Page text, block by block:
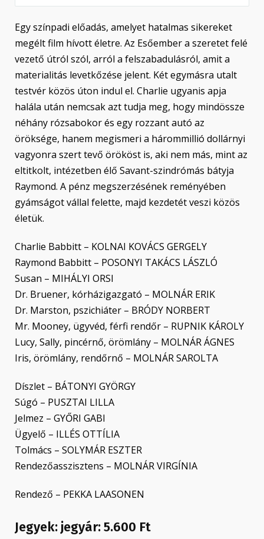
Egy színpadi előadás, amelyet hatalmas sikereket
megélt film hívott életre. Az Esőember a szeretet felé
vezető útról szól, arról a felszabadulásról, amit a
materialitás levetkőzése jelent. Két egymásra utalt
testvér közös úton indul el. Charlie ugyanis apja
halála után nemcsak azt tudja meg, hogy mindössze
néhány rózsabokor és egy rozzant autó az
öröksége, hanem megismeri a hárommillió dollárnyi
vagyonra szert tevő örököst is, aki nem más, mint az
eltitkolt, intézetben élő Savant-szindrómás bátyja
Raymond. A pénz megszerzésének reményében
gyámságot vállal felette, majd kezdetét veszi közös
életük.
Charlie Babbitt – KOLNAI KOVÁCS GERGELY
Raymond Babbitt – POSONYI TAKÁCS LÁSZLÓ
Susan – MIHÁLYI ORSI
Dr. Bruener, kórházigazgató – MOLNÁR ERIK
Dr. Marston, pszichiáter – BRÓDY NORBERT
Mr. Mooney, ügyvéd, férfi rendőr – RUPNIK KÁROLY
Lucy, Sally, pincérnő, örömlány – MOLNÁR ÁGNES
Iris, örömlány, rendőrnő – MOLNÁR SAROLTA
Díszlet – BÁTONYI GYÖRGY
Súgó – PUSZTAI LILLA
Jelmez – GYŐRI GABI
Ügyelő – ILLÉS OTTÍLIA
Tolmács – SOLYMÁR ESZTER
Rendezőasszisztens – MOLNÁR VIRGÍNIA
Rendező – PEKKA LAASONEN
Jegyek: jegyár: 5.600 Ft